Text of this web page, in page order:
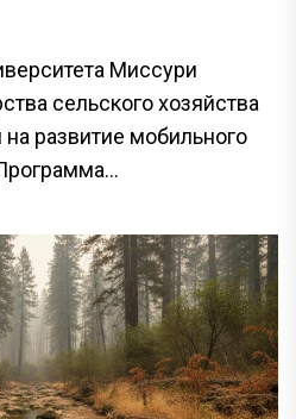
Миссури
сельского хозяйства
развитие мобильного